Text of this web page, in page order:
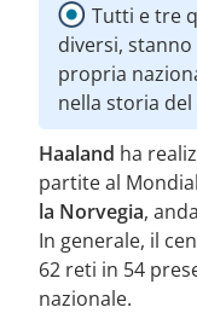
Tutti e tre
diversi, stanno
propria
nella storia
Haaland ha
partite al
la Norvegia,
In generale, il
62 reti in 54
nazionale.